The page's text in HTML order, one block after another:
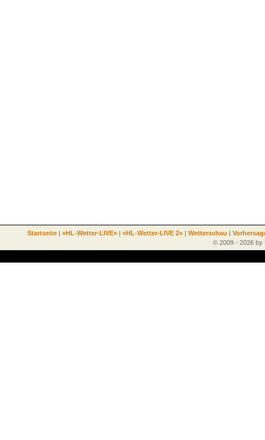
Startseite | »HL-Wetter-LIVE« | »HL-Wetter-LIVE 2« | Wetterschau |
© 2009 - 2026 by